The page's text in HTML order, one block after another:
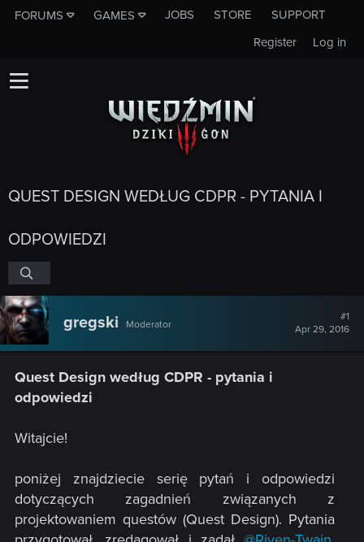
FORUMS GAMES JOBS STORE
SUPPORT
Log in
Register
QUEST DESIGN WEDŁUG CDPR - PYTANIA I
ODPOWIEDZI
gregski Moderator
#1
Apr 29, 2016
Quest Design według CDPR - pytania i
odpowiedzi
Witajcie!
poniżej znajdziecie serię pytań i odpowiedzi
dotyczących zagadnień związanych z
projektowaniem questów (Quest Design). Pytania